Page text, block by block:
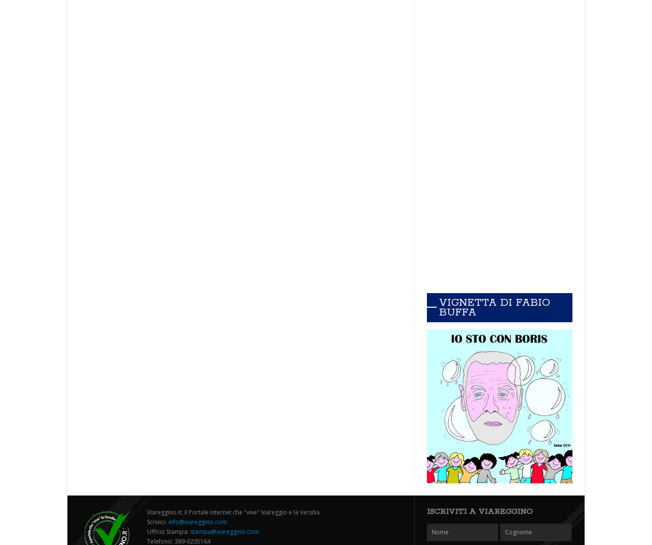
VIGNETTA DI FABIO
BUFFA
Viareggino.it, il Portale internet che "vive" Viareggio e la Versilia
Scrivici: info@viareggino.com
Ufficio Stampa: stampa@viareggino.com
Telefono: 389-0205164
ISCRIVITI A VIAREGGINO